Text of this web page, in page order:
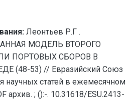
Леонтьев Р.Г .
МОДЕЛЬ ВТОРОГО
ПОРТОВЫХ СБОРОВ В
(48-53) // Евразийский Союз
научных статей в ежемесячном
архив. ; ():-. 10.31618/ESU.2413-